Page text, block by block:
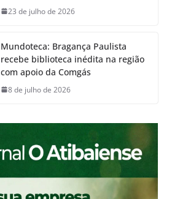
23 de julho de 2026
Mundoteca: Bragança Paulista
recebe biblioteca inédita na região
com apoio da Comgás
8 de julho de 2026